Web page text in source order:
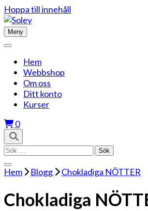
Hoppa till innehåll
Meny
Hem
Webbshop
Om oss
Ditt konto
Kurser
0
Sök
Hem
Blogg Chokladiga NÖTTER
Chokladiga